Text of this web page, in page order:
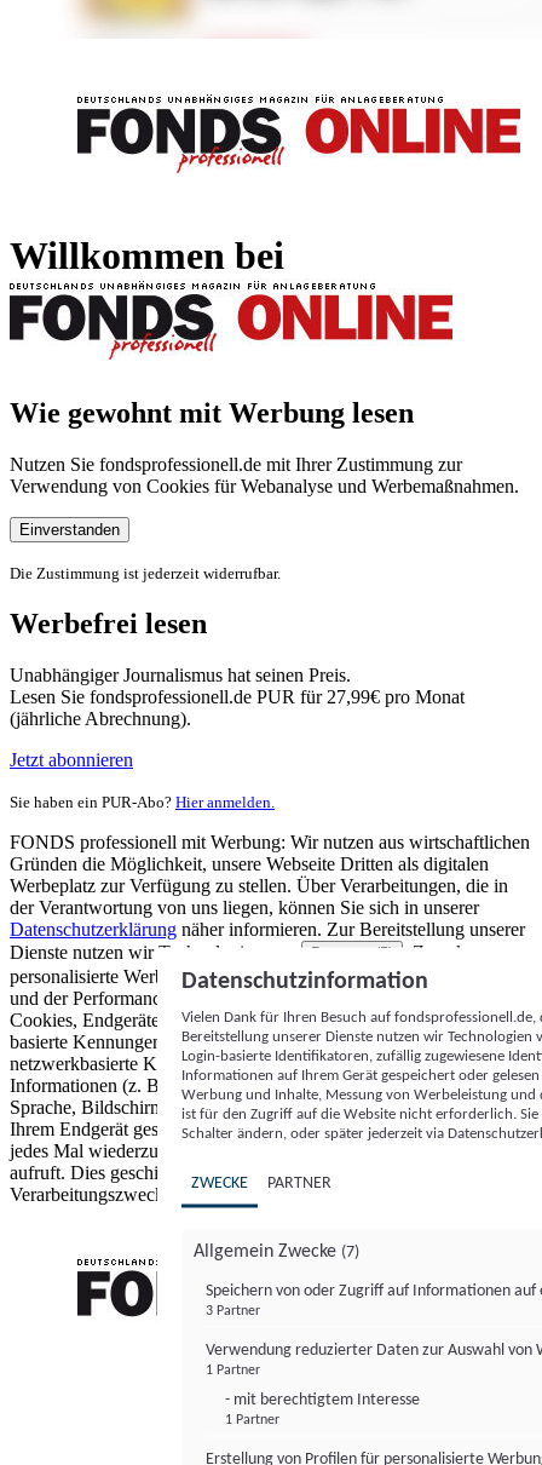
Willkommen bei
Wie gewohnt mit Werbung lesen
Nutzen Sie fondsprofessionell.de mit Ihrer Zustimmung zur
Verwendung von Cookies für Webanalyse und Werbemaßnahmen.
Einverstanden
Die Zustimmung ist jederzeit widerrufbar.
Werbefrei lesen
Unabhängiger Journalismus hat seinen Preis.
Lesen Sie fondsprofessionell.de PUR für 27,99€ pro Monat
(jährliche Abrechnung).
Jetzt abonnieren
Sie haben ein PUR-Abo? Hier anmelden.
FONDS professionell mit Werbung: Wir nutzen aus wirtschaftlichen
Gründen die Möglichkeit, unsere Webseite Dritten als digitalen
Werbeplatz zur Verfügung zu stellen. Über Verarbeitungen, die in
der Verantwortung von uns liegen, können Sie sich in unserer
Datenschutzerklärung näher informieren. Zur Bereitstellung unserer
Dienste nutzen wir Technologien von
Partnern (5)
. Zwecke:
personalisierte Werbung und Inhalte, Messung von Werbeleistung
und der Performance von Inhalten sowie Zielgruppenforschung.
Cookies, Endgeräte- oder ähnliche Online-Kennungen (z. B. login-
basierte Kennungen, zufällig generierte Kennungen,
netzwerkbasierte Kennungen) können zusammen mit anderen
Informationen (z. B. Browsertyp und Browserinformationen,
Sprache, Bildschirmgröße, unterstützte Technologien usw.) auf
Ihrem Endgerät gespeichert oder von dort ausgelesen werden, um es
jedes Mal wiederzuerkennen, wenn es eine App oder einer Webseite
aufruft. Dies geschieht für einen oder mehrere der hier aufgeführten
Verarbeitungszwecke.
Datenschutzinformation
Vielen Dank für Ihren Besuch auf
Bereitstellung unserer Dienste nutzen wir Technologien
Login-basierte Identifikatoren, zufällig zugewiesene
Informationen auf Ihrem Gerät gespeichert oder
Werbung und Inhalte, Messung von Werbeleistung
ist für den Zugriff auf die Website nicht erforderlich.
Schalter ändern, oder später jederzeit via
ZWECKE PARTNER
Allgemein Zwecke (7)
Speichern von oder Zugriff auf Informationen auf
3 Partner
Verwendung reduzierter Daten zur Auswahl von
1 Partner
- mit berechtigtem Interesse
1 Partner
Erstellung von Profilen für personalisierte
FONDS professionell